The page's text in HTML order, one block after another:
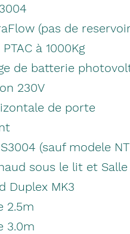
(pas de
à 1000Kg
de batterie
230V
de porte
(sauf modele
sous le lit et Salle
Duplex MK3
2.5m
3.0m